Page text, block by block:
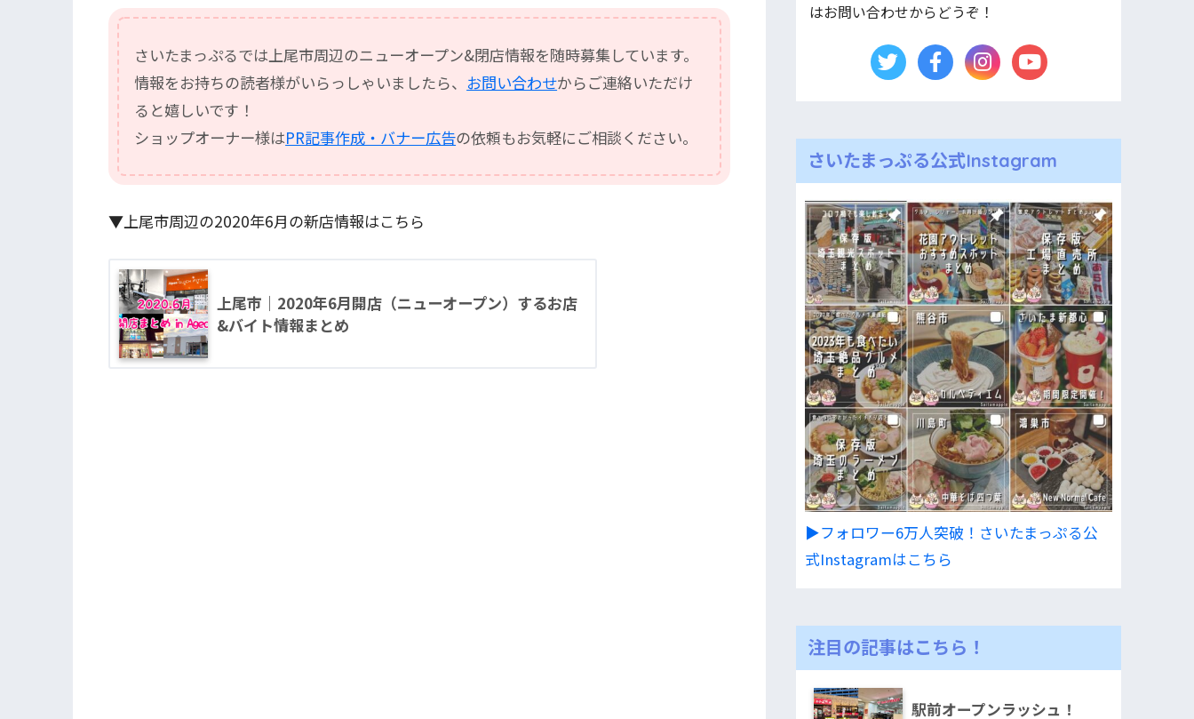
さいたまっぷるでは上尾市周辺のニューオープン&閉店情報を随時募集しています。
情報をお持ちの読者様がいらっしゃいましたら、 お問い合わせからご連絡いただけ
ると嬉しいです！
ショップオーナー様はPR記事作成・バナー広告の依頼もお気軽にご相談ください。
▼上尾市周辺の2020年6月の新店情報はこちら
上尾市｜2020年6月開店（ニューオープン）するお店
&バイト情報まとめ
はお問い合わせからどうぞ！
さいたまっぷる公式Instagram
▶︎フォロワー6万人突破！さいたまっぷる公
式Instagramはこちら
注目の記事はこちら！
駅前オープンラッシュ！